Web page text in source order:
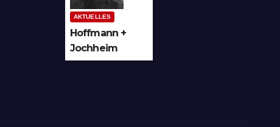
Bergheim
AKTUELLES
Hoffmann +
Jochheim
GmbH in